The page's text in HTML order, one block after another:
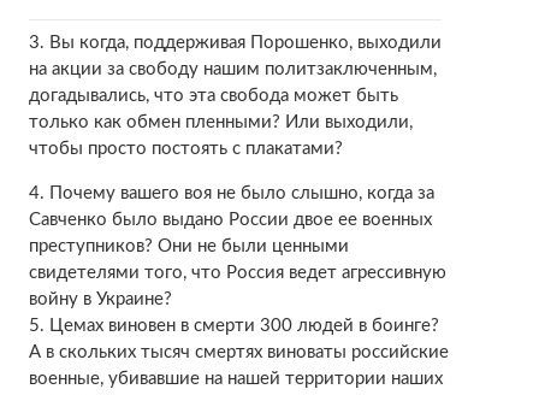
3. Вы когда, поддерживая Порошенко, выходили
на акции за свободу нашим политзаключенным,
догадывались, что эта свобода может быть
только как обмен пленными? Или выходили,
чтобы просто постоять с плакатами?
4. Почему вашего воя не было слышно, когда за
Савченко было выдано России двое ее военных
преступников? Они не были ценными
свидетелями того, что Россия ведет агрессивную
войну в Украине?
5. Цемах виновен в смерти 300 людей в боинге?
А в скольких тысяч смертях виноваты российские
военные, убивавшие на нашей территории наших